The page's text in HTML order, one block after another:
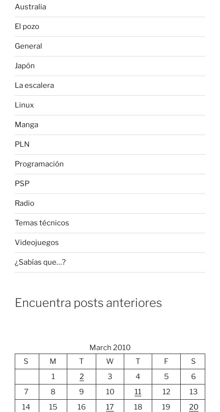
Australia
El pozo
General
Japón
La escalera
Linux
Manga
PLN
Programación
PSP
Radio
Temas técnicos
Videojuegos
¿Sabías que…?
Encuentra posts anteriores
March 2010
S
M T W T F
S
1
2 3 4 5
6
7
8 9 10 11 12
13
14
15 16 17 18 19
20